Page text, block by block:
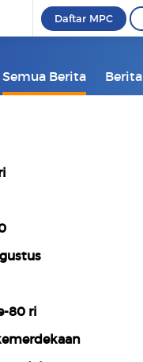
Daftar MPC
Semua Berita Berita
80 ri